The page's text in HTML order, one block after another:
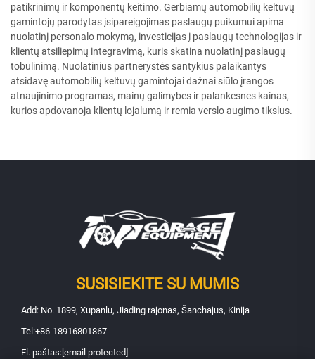
patikrinimų ir komponentų keitimo. Gerbiamų automobilių keltuvų
gamintojų parodytas įsipareigojimas paslaugų puikumui apima
nuolatinį personalo mokymą, investicijas į paslaugų technologijas ir
klientų atsiliepimų integravimą, kuris skatina nuolatinį paslaugų
tobulinimą. Nuolatinius partnerystės santykius palaikantys
atsidavę automobilių keltuvų gamintojai dažnai siūlo įrangos
atnaujinimo programas, mainų galimybes ir palankesnes kainas,
kurios apdovanoja klientų lojalumą ir remia verslo augimo tikslus.
SUSISIEKITE SU MUMIS
Add: No. 1899, Xupanlu, Jiading rajonas, Šanchajus, Kinija
Tel:+86-18916801867
El. paštas: [email protected]